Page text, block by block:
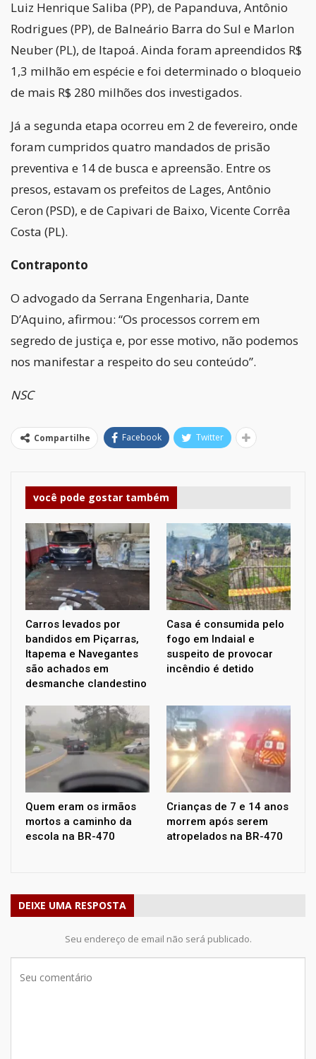
Luiz Henrique Saliba (PP), de Papanduva, Antônio
Rodrigues (PP), de Balneário Barra do Sul e Marlon
Neuber (PL), de Itapoá. Ainda foram apreendidos R$
1,3 milhão em espécie e foi determinado o bloqueio
de mais R$ 280 milhões dos investigados.
Já a segunda etapa ocorreu em 2 de fevereiro, onde
foram cumpridos quatro mandados de prisão
preventiva e 14 de busca e apreensão. Entre os
presos, estavam os prefeitos de Lages, Antônio
Ceron (PSD), e de Capivari de Baixo, Vicente Corrêa
Costa (PL).
Contraponto
O advogado da Serrana Engenharia, Dante
D’Aquino, afirmou: “Os processos correm em
segredo de justiça e, por esse motivo, não podemos
nos manifestar a respeito do seu conteúdo”.
NSC
Compartilhe Facebook Twitter
você pode gostar também
Carros levados por
bandidos em Piçarras,
Itapema e Navegantes
são achados em
desmanche clandestino
Casa é consumida pelo
fogo em Indaial e
suspeito de provocar
incêndio é detido
Quem eram os irmãos
mortos a caminho da
escola na BR-470
Crianças de 7 e 14 anos
morrem após serem
atropelados na BR-470
DEIXE UMA RESPOSTA
Seu endereço de email não será publicado.